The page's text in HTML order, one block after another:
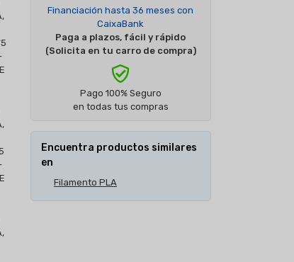
Financiación hasta 36 meses con
CaixaBank
Paga a plazos, fácil y rápido
(Solicita en tu carro de compra)
Pago 100% Seguro
en todas tus compras
Encuentra productos similares
en
Filamento PLA